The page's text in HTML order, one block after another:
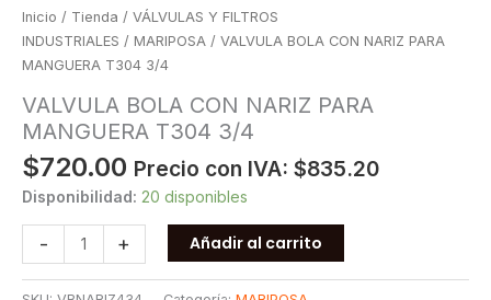
Inicio / Tienda / VÁLVULAS Y FILTROS
INDUSTRIALES / MARIPOSA / VALVULA BOLA CON NARIZ PARA
MANGUERA T304 3/4
VALVULA BOLA CON NARIZ PARA
MANGUERA T304 3/4
$720.00 Precio con IVA: $835.20
Disponibilidad: 20 disponibles
-
VALVULA
BOLA
CON
+ Añadir al carrito